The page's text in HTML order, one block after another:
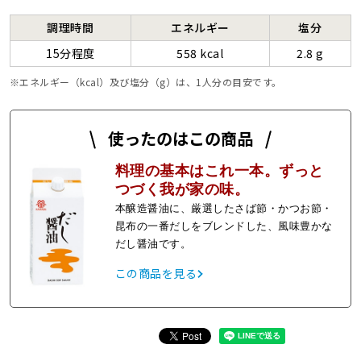
調理時間 エネルギー
塩分
15分程度
558 kcal 2.8 g
エネルギー（kcal）及び塩分（g）は、1人分の目安です。
使ったのはこの商品
料理の基本はこれ一本。ずっと
つづく我が家の味。
本醸造醤油に、厳選したさば節・かつお節・
昆布の一番だしをブレンドした、風味豊かな
だし醤油です。
この商品を見る